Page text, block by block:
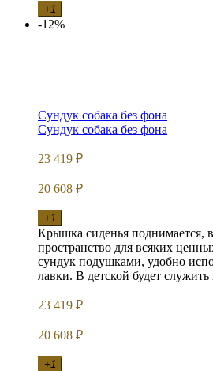
+1
-12%
Сундук собака без фона
Сундук собака без фона
23 419 ₽
20 608 ₽
+1
Крышка сиденья поднимается,
пространство для всяких
сундук подушками, удобно
лавки. В детской будет
23 419 ₽
20 608 ₽
+1